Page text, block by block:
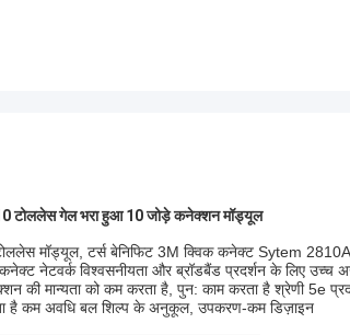
टोललेस गेल भरा हुआ 10 जोड़े कनेक्शन मॉड्यूल
मॉड्यूल, टर्स बेनिफिट 3M क्विक कनेक्ट Sytem
नेटवर्क विश्वसनीयता और ब्रॉडबैंड प्रदर्शन के लिए
की मान्यता को कम करता है, पुन: काम करता है श्रेणी 5e
है कम अवधि बल शिल्प के अनुकूल, उपकरण-कम डिज़ाइन